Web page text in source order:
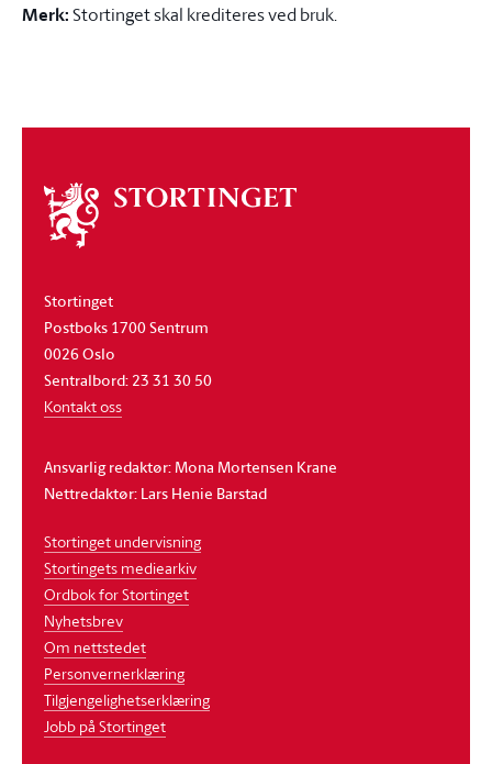
Merk:Stortinget skal krediteres ved bruk.
Om
stortinget
Stortinget
Postboks 1700 Sentrum
0026 Oslo
Sentralbord: 23 31 30 50
Kontakt oss
Ansvarlig redaktør: Mona Mortensen Krane
Nettredaktør: Lars Henie Barstad
Stortinget undervisning
Stortingets mediearkiv
Ordbok for Stortinget
Nyhetsbrev
Om nettstedet
Personvernerklæring
Tilgjengelighetserklæring
Jobb på Stortinget